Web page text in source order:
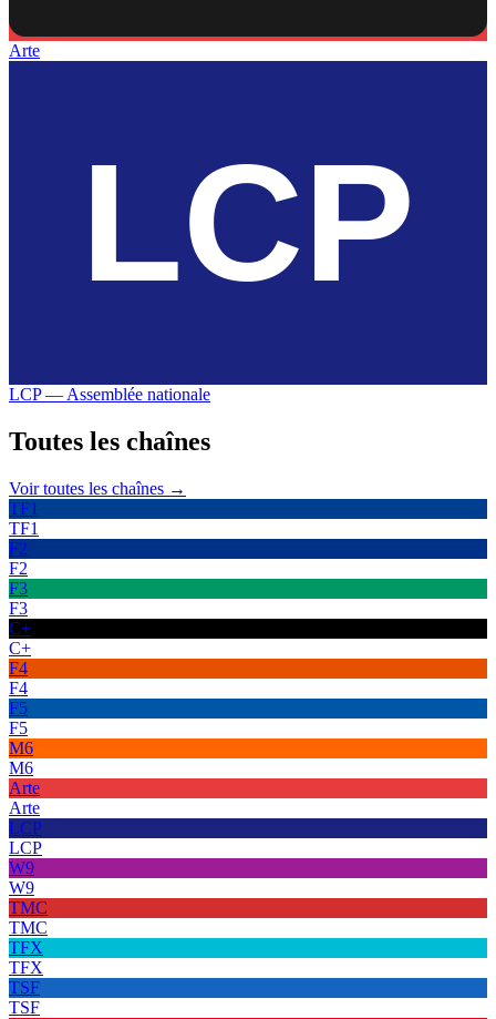
Arte
LCP — Assemblée nationale
Toutes les chaînes
Voir toutes les chaînes →
TF1
TF1
F2
F2
F3
F3
C+
C+
F4
F4
F5
F5
M6
M6
Arte
Arte
LCP
LCP
W9
W9
TMC
TMC
TFX
TFX
TSF
TSF